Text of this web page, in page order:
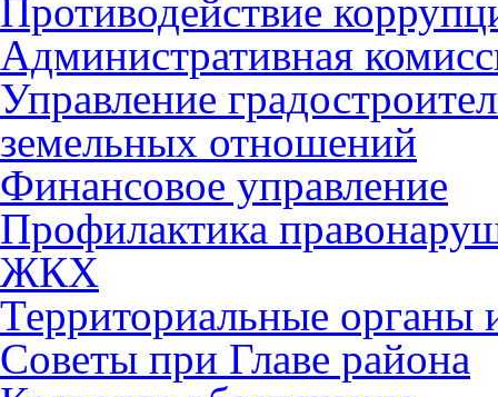
Противодействие
Административная
Управление
земельных отношений
Финансовое управление
Профилактика
ЖКХ
Территориальные органы
Советы при Главе района